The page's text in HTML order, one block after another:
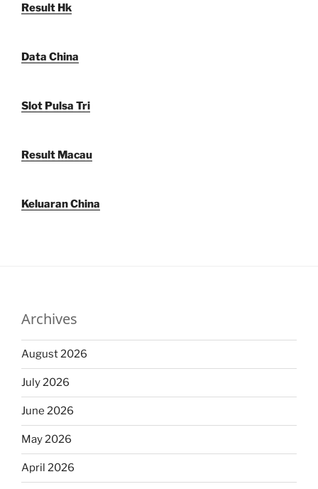
Result Hk
Data China
Slot Pulsa Tri
Result Macau
Keluaran China
Archives
August 2026
July 2026
June 2026
May 2026
April 2026